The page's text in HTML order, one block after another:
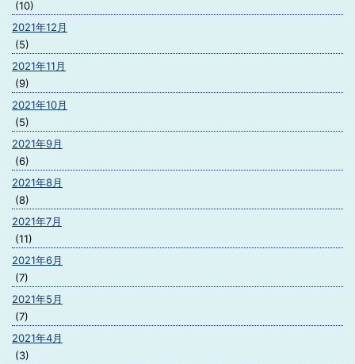
(10)
2021年12月
(5)
2021年11月
(9)
2021年10月
(5)
2021年9月
(6)
2021年8月
(8)
2021年7月
(11)
2021年6月
(7)
2021年5月
(7)
2021年4月
(3)